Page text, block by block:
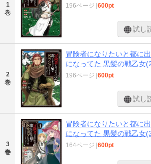
1
巻
196ページ |600pt
試し
2
巻
冒険者になりたいと都に
になってた 黒髪の戦乙女
196ページ |600pt
試し
3
巻
冒険者になりたいと都に
になってた 黒髪の戦乙女
164ページ |600pt